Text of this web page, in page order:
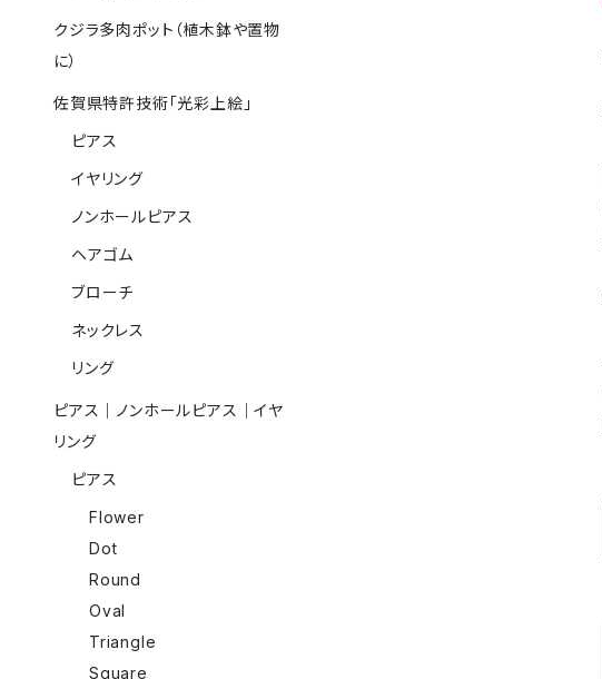
クジラ多肉ポット（植木鉢や置物
に）
佐賀県特許技術「光彩上絵」
ピアス
イヤリング
ノンホールピアス
ヘアゴム
ブローチ
ネックレス
リング
ピアス｜ノンホールピアス｜イヤ
リング
ピアス
Flower
Dot
Round
Oval
Triangle
Square